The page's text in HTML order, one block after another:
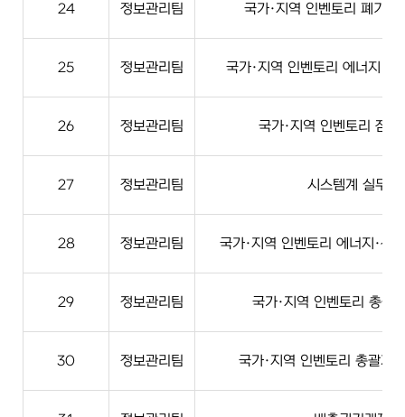
24 정보관리팀 국가·지역 인벤토리 폐기물
25 정보관리팀 국가·지역 인벤토리 에너지·산
26 정보관리팀 국가·지역 인벤토리 잠정
27 정보관리팀 시스템계 실무
28 정보관리팀 국가·지역 인벤토리 에너지·산
29 정보관리팀 국가·지역 인벤토리 총괄
30 정보관리팀 국가·지역 인벤토리 총괄계